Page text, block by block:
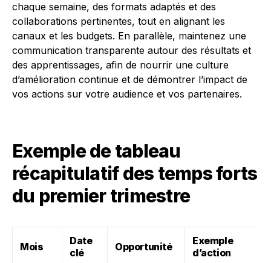
chaque semaine, des formats adaptés et des
collaborations pertinentes, tout en alignant les
canaux et les budgets. En parallèle, maintenez une
communication transparente autour des résultats et
des apprentissages, afin de nourrir une culture
d’amélioration continue et de démontrer l’impact de
vos actions sur votre audience et vos partenaires.
Exemple de tableau
récapitulatif des temps forts
du premier trimestre
Mois
Date
clé
Opportunité
Exemple
d’action